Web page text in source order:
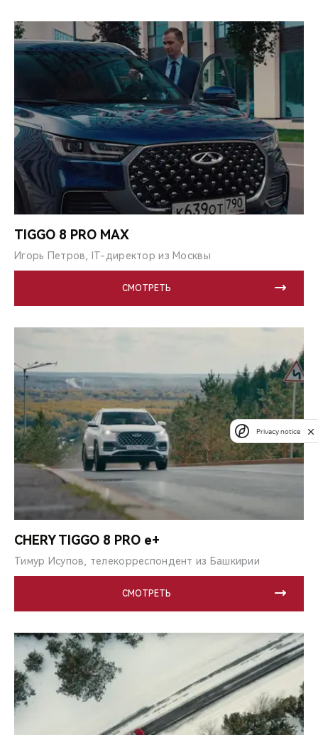
TIGGO 8 PRO MAX
Игорь Петров, IT-директор из Москвы
СМОТРЕТЬ
CHERY TIGGO 8 PRO e+
Тимур Исупов, телекорреспондент из Башкирии
СМОТРЕТЬ
Privacy notice